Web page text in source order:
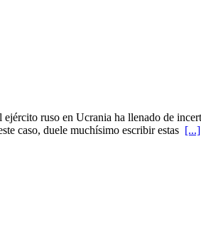
ruso en Ucrania ha llenado de
caso, duele muchísimo escribir estas [...]